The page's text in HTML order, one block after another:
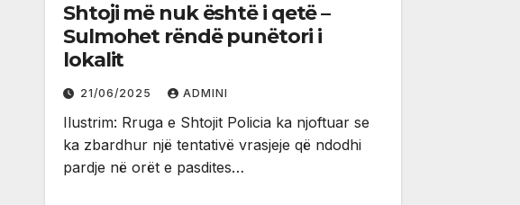
Shtoji më nuk është i qetë –
Sulmohet rëndë punëtori i
lokalit
21/06/2025 ADMINI
Ilustrim: Rruga e Shtojit Policia ka njoftuar se
ka zbardhur një tentativë vrasjeje që ndodhi
pardje në orët e pasdites…